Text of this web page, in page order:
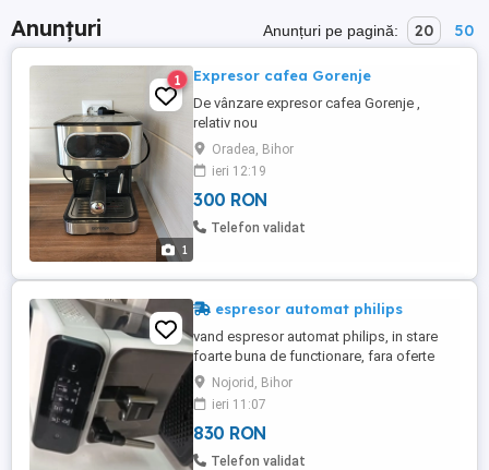
Anunțuri Anunțuri pe pagină: 20 50
1
1 Expresor cafea Gorenje
De vânzare expresor cafea Gorenje ,
relativ nou
Oradea, Bihor
ieri 12:19
300 RON
Telefon validat
espresor automat philips
vand espresor automat philips, in stare
foarte buna de functionare, fara oferte
aberante!! pret minim 800!!
Nojorid, Bihor
ieri 11:07
830 RON
Telefon validat